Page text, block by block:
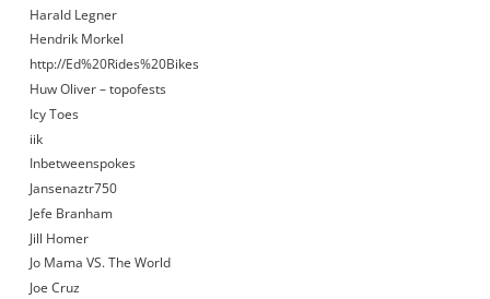
Harald Legner
Hendrik Morkel
http://Ed%20Rides%20Bikes
Huw Oliver – topofests
Icy Toes
iik
Inbetweenspokes
Jansenaztr750
Jefe Branham
Jill Homer
Jo Mama VS. The World
Joe Cruz